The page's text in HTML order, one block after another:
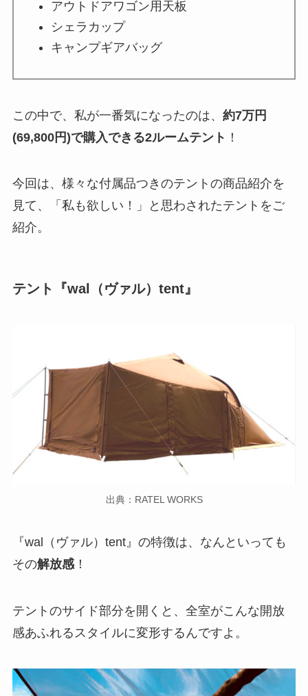
アウトドアワゴン用天板
シェラカップ
キャンプギアバッグ
この中で、私が一番気になったのは、 約7万円
(69,800円)で購入できる2ルームテント ！
今回は、様々な付属品つきのテントの商品紹介を
見て、「私も欲しい！」と思わされたテントをご
紹介。
テント『wal（ヴァル）tent』
出典：RATEL WORKS
『wal（ヴァル）tent』の特徴は、なんといっても
その解放感！
テントのサイド部分を開くと、全室がこんな開放
感あふれるスタイルに変形するんですよ。